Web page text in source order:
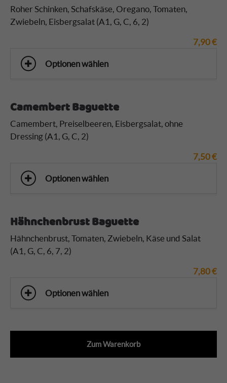
Roher Schinken, Schafskäse, Oregano, Tomaten,
Zwiebeln, Eisbergsalat (A1, G, C, 6, 2)
7,90€
Optionen wählen
Camembert Baguette
Camembert, Preiselbeeren, Eisbergsalat, ohne
Dressing (A1, G, C, 2)
7,50€
Optionen wählen
Hähnchenbrust Baguette
Hähnchenbrust , Tomaten, Zwiebeln, Käse und Salat
(A1, G, C, 6, 7, 2)
7,80€
Optionen wählen
Zum Warenkorb